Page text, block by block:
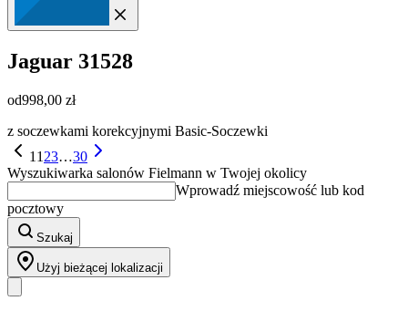
Jaguar 31528
od998,00 zł
z soczewkami korekcyjnymi Basic-Soczewki
1 1 23…30
Wyszukiwarka salonów Fielmann w Twojej okolicy
Wprowadź miejscowość lub kod
pocztowy
Szukaj
Użyj bieżącej lokalizacji